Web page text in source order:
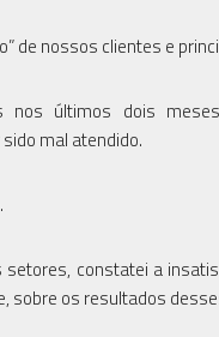
de nossos clientes e
últimos dois
mal atendido.
constatei a
sobre os resultados